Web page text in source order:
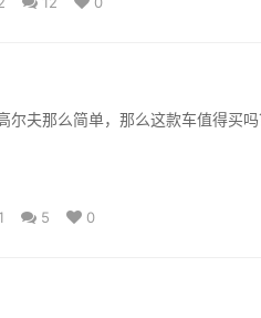
尔夫那么简单，那么这款车值得买
5 0